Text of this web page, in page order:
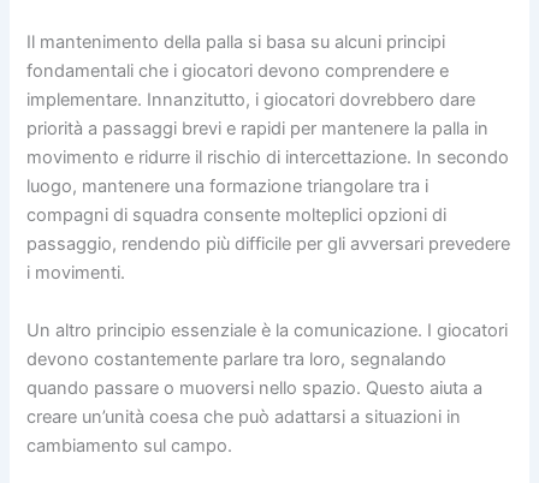
Il mantenimento della palla si basa su alcuni principi
fondamentali che i giocatori devono comprendere e
implementare. Innanzitutto, i giocatori dovrebbero dare
priorità a passaggi brevi e rapidi per mantenere la palla in
movimento e ridurre il rischio di intercettazione. In secondo
luogo, mantenere una formazione triangolare tra i
compagni di squadra consente molteplici opzioni di
passaggio, rendendo più difficile per gli avversari prevedere
i movimenti.
Un altro principio essenziale è la comunicazione. I giocatori
devono costantemente parlare tra loro, segnalando
quando passare o muoversi nello spazio. Questo aiuta a
creare un’unità coesa che può adattarsi a situazioni in
cambiamento sul campo.